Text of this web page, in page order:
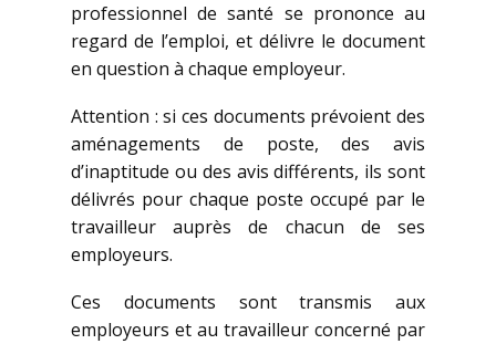
professionnel de santé se prononce au
regard de l’emploi, et délivre le document
en question à chaque employeur.
Attention : si ces documents prévoient des
aménagements de poste, des avis
d’inaptitude ou des avis différents, ils sont
délivrés pour chaque poste occupé par le
travailleur auprès de chacun de ses
employeurs.
Ces documents sont transmis aux
employeurs et au travailleur concerné par